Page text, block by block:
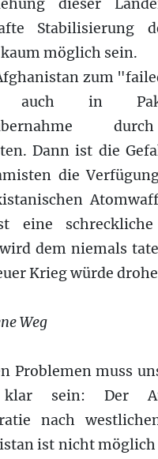
dieser
Stabilisierung
möglich sein.
zum
auch in
Dann ist die
die
eine schreckliche
dem niemals
Krieg würde
Weg
Problemen muss
klar sein: Der
nach
ist nicht möglich